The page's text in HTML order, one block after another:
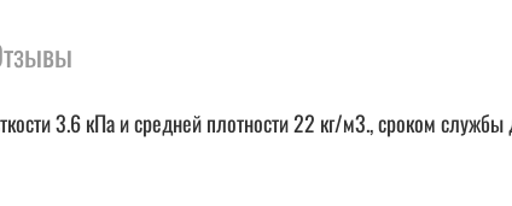
3.6 кПа и средней плотности 22 кг/м3., сроком службы